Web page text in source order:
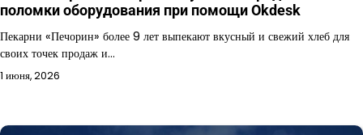
поломки оборудования при помощи Okdesk
Пекарни «Печорин» более 9 лет выпекают вкусный и свежий хлеб для
своих точек продаж и…
1 июня, 2026